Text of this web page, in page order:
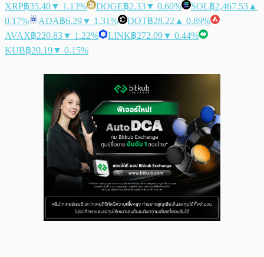
XRP฿35.40▼ 1.13% DOGE฿2.33▼ 0.60% SOL฿2,467.53 ▲
0.17%
ADA฿6.29▼ 1.31% DOT฿28.22 ▲ 0.89%
AVAX฿220.83▼ 1.22% LINK฿272.09▼ 0.44%
KUB฿20.19▼ 0.15%